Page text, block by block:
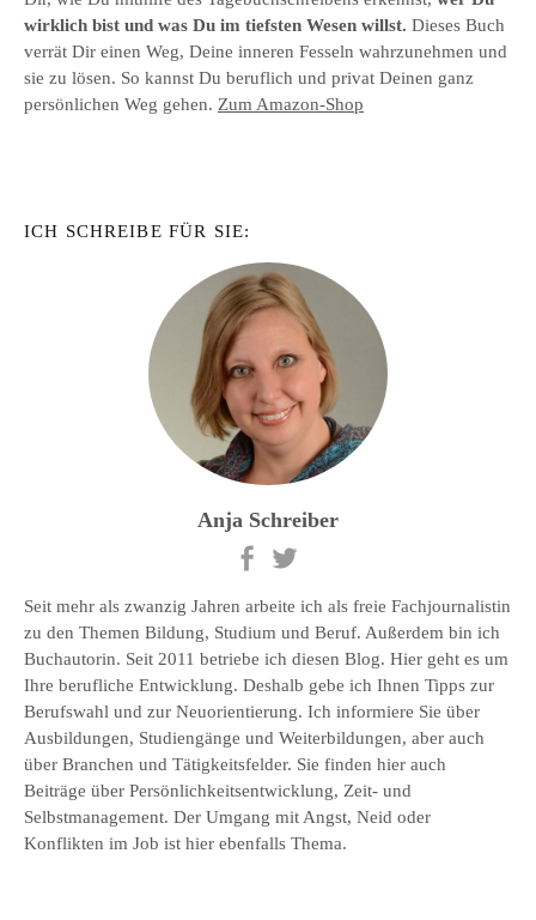
wirklich bist und was Du im tiefsten Wesen willst. Dieses Buch
verrät Dir einen Weg, Deine inneren Fesseln wahrzunehmen und
sie zu lösen. So kannst Du beruflich und privat Deinen ganz
persönlichen Weg gehen. Zum Amazon-Shop
ICH SCHREIBE FÜR SIE:
Anja Schreiber
Seit mehr als zwanzig Jahren arbeite ich als freie Fachjournalistin
zu den Themen Bildung, Studium und Beruf. Außerdem bin ich
Buchautorin. Seit 2011 betriebe ich diesen Blog. Hier geht es um
Ihre berufliche Entwicklung. Deshalb gebe ich Ihnen Tipps zur
Berufswahl und zur Neuorientierung. Ich informiere Sie über
Ausbildungen, Studiengänge und Weiterbildungen, aber auch
über Branchen und Tätigkeitsfelder. Sie finden hier auch
Beiträge über Persönlichkeitsentwicklung, Zeit- und
Selbstmanagement. Der Umgang mit Angst, Neid oder
Konflikten im Job ist hier ebenfalls Thema.